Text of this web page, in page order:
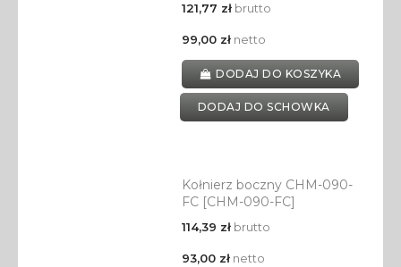
121,77 złbrutto
99,00 złnetto
DODAJ DO KOSZYKA
DODAJ DO SCHOWKA
Kołnierz boczny CHM-090-
FC [CHM-090-FC]
114,39 złbrutto
93,00 złnetto